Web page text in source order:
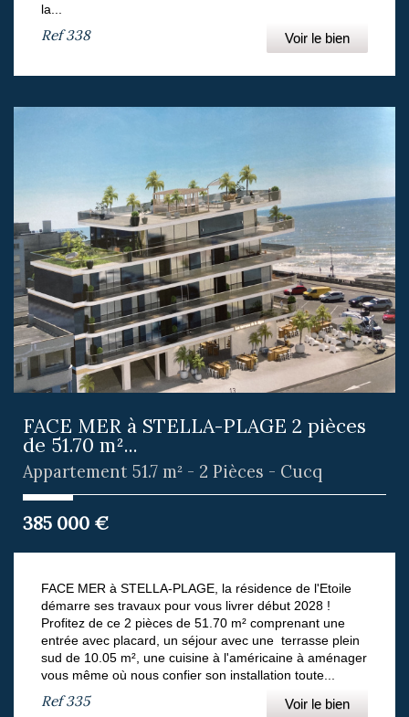
la...
Ref338 Voir le bien
FACE MER à STELLA-PLAGE 2 pièces
de 51.70 m²...
Appartement 51.7 m² - 2 Pièces - Cucq
385 000 €
FACE MER à STELLA-PLAGE, la résidence de l'Etoile
démarre ses travaux pour vous livrer début 2028 !
Profitez de ce 2 pièces de 51.70 m² comprenant une
entrée avec placard, un séjour avec une terrasse plein
sud de 10.05 m², une cuisine à l'américaine à aménager
vous même où nous confier son installation toute...
Ref335 Voir le bien